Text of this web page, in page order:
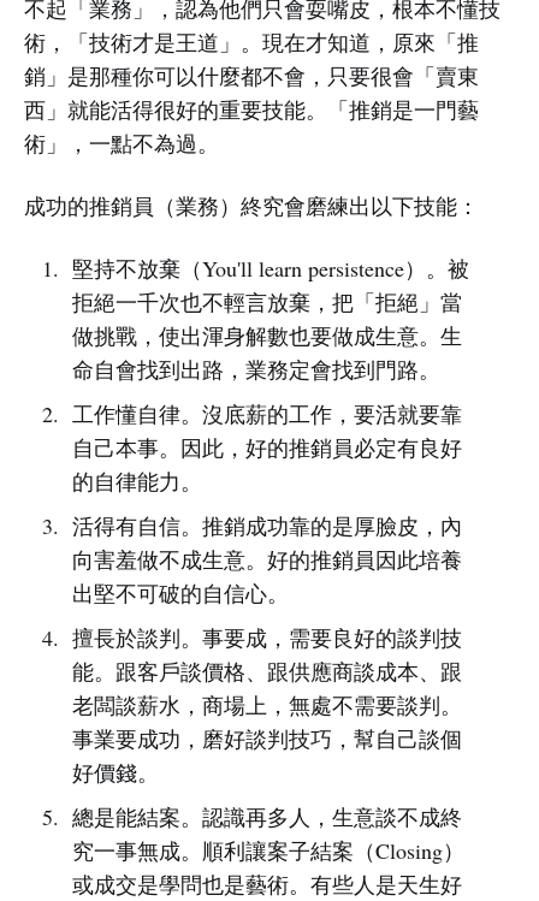
不起「業務」，認為他們只會耍嘴皮，根本不懂技
術，「技術才是王道」。現在才知道，原來「推
銷」是那種你可以什麼都不會，只要很會「賣東
西」就能活得很好的重要技能。「推銷是一門藝
術」，一點不為過。
成功的推銷員（業務）終究會磨練出以下技能：
堅持不放棄（You'll learn persistence）。被
拒絕一千次也不輕言放棄，把「拒絕」當
做挑戰，使出渾身解數也要做成生意。生
命自會找到出路，業務定會找到門路。
工作懂自律。沒底薪的工作，要活就要靠
自己本事。因此，好的推銷員必定有良好
的自律能力。
活得有自信。推銷成功靠的是厚臉皮，內
向害羞做不成生意。好的推銷員因此培養
出堅不可破的自信心。
擅長於談判。事要成，需要良好的談判技
能。跟客戶談價格、跟供應商談成本、跟
老闆談薪水，商場上，無處不需要談判。
事業要成功，磨好談判技巧，幫自己談個
好價錢。
總是能結案。認識再多人，生意談不成終
究一事無成。順利讓案子結案（Closing）
或成交是學問也是藝術。有些人是天生好